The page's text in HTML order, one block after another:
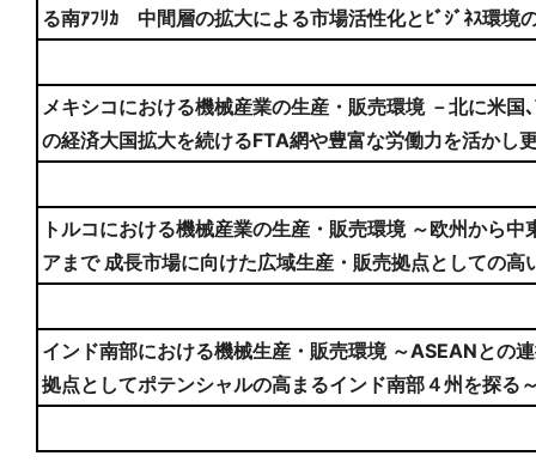
る南ｱﾌﾘｶ 中間層の拡大による市場活性化とﾋﾞｼﾞﾈｽ環境
メキシコにおける機械産業の生産・販売環境 －北に米国
の経済大国拡大を続けるFTA網や豊富な労働力を活かし
トルコにおける機械産業の生産・販売環境 ～欧州から
アまで 成長市場に向けた広域生産・販売拠点としての高
インド南部における機械生産・販売環境 ～ASEANとの
拠点としてポテンシャルの高まるインド南部４州を探る